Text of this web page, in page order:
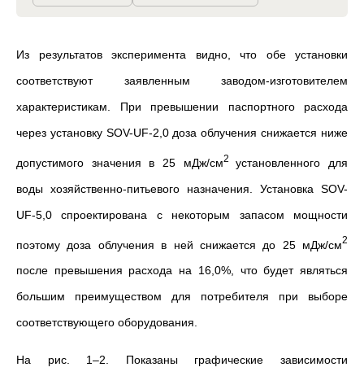
Из результатов эксперимента видно, что обе установки
соответствуют заявленным заводом-изготовителем
характеристикам. При превышении паспортного расхода
через установку SOV-UF-2,0 доза облучения снижается ниже
допустимого значения в 25 мДж/см2 установленного для
воды хозяйственно-питьевого назначения. Установка SOV-
UF-5,0 спроектирована с некоторым запасом мощности
поэтому доза облучения в ней снижается до 25 мДж/см2
после превышения расхода на 16,0%, что будет являться
большим преимуществом для потребителя при выборе
соответствующего оборудования.
На рис. 1–2. Показаны графические зависимости